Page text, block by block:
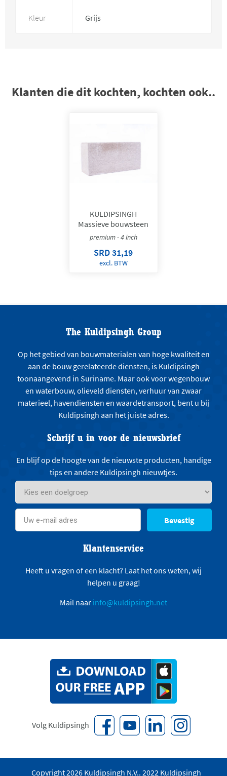
Kleur Grijs
Klanten die dit kochten, kochten ook..
KULDIPSINGH
Massieve bouwsteen
premium - 4 inch
SRD 31,19
excl. BTW
The Kuldipsingh Group
Op het gebied van bouwmaterialen van hoge kwaliteit en
aan de bouw gerelateerde diensten, is Kuldipsingh
toonaangevend in Suriname. Maar ook voor wegenbouw
en waterbouw, olieveld diensten, verhuur van zwaar
materieel, havendiensten en waardetransport, bent u bij
Kuldipsingh aan het juiste adres.
Schrijf u in voor de nieuwsbrief
En blijf op de hoogte van de nieuwste producten, handige
tips en andere Kuldipsingh nieuwtjes.
Bevestig
Klantenservice
Heeft u vragen of een klacht? Laat het ons weten, wij
helpen u graag!
Mail naar info@kuldipsingh.net
Volg Kuldipsingh
Copyright 2026 Kuldipsingh N.V.. 2022 Kuldipsingh